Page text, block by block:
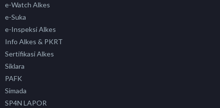
e-Watch Alkes
e-Suka
e-Inspeksi Alkes
Info Alkes & PKRT
Sertifikasi Alkes
Siklara
PAFK
Simada
SP4N LAPOR